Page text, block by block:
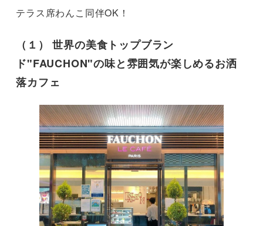
テラス席わんこ同伴OK！
（１） 世界の美食トップブラン
ド"FAUCHON"の味と雰囲気が楽しめるお洒
落カフェ